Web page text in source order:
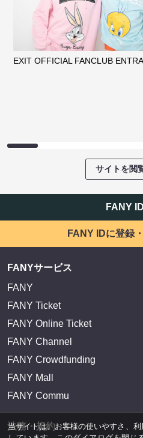
EXIT OFFICIAL FANCLUB
サイトを閲
FANY
FANY IDに登録
FANYサービス
FANY
FANY Ticket
FANY Online Ticket
FANY Channel
FANY Crowdfunding
FANY Mall
FANY Commu
法務・規約
当サイトは、お客様の使いやすさ、